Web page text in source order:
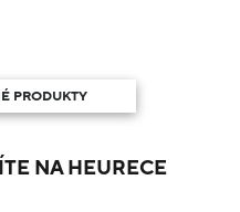
PRODUKTY
NA HEURECE